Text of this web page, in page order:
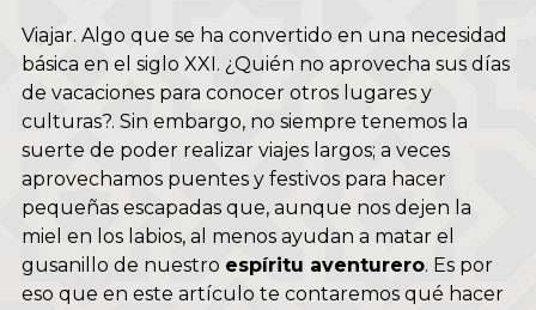
Viajar. Algo que se ha convertido en una necesidad
básica en el siglo XXI. ¿Quién no aprovecha sus días
de vacaciones para conocer otros lugares y
culturas?. Sin embargo, no siempre tenemos la
suerte de poder realizar viajes largos; a veces
aprovechamos puentes y festivos para hacer
pequeñas escapadas que, aunque nos dejen la
miel en los labios, al menos ayudan a matar el
gusanillo de nuestro espíritu aventurero. Es por
eso que en este artículo te contaremos qué hacer